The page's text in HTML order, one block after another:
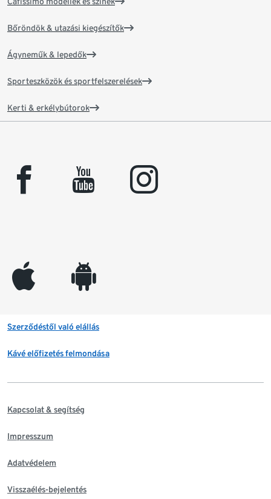
Bőröndök & utazási kiegészítők
Ágyneműk & lepedők
Sporteszközök és sportfelszerelések
Kerti & erkélybútorok
facebook youtube instagram
appleinc android
Szerződéstől való elállás
Kávé előfizetés felmondása
Kapcsolat & segítség
Impresszum
Adatvédelem
Visszaélés-bejelentés